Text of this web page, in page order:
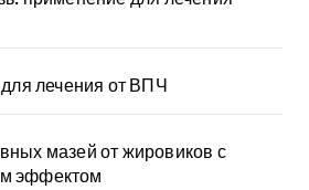
лечения от ВПЧ
мазей от жировиков с
эффектом